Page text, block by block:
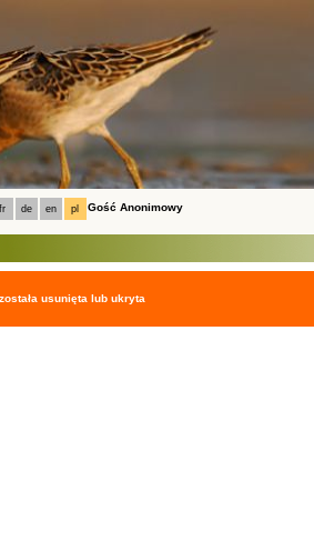
fr de en pl Gość Anonimowy
usunięta lub ukryta